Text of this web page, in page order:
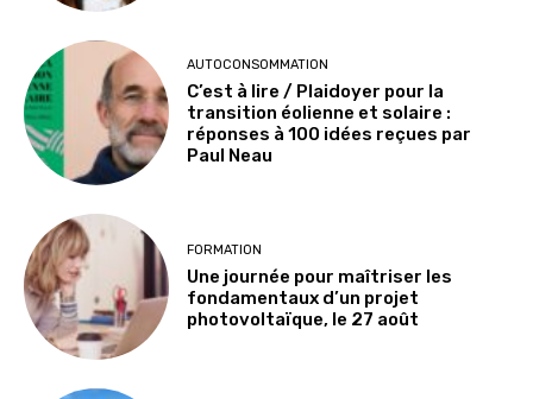
AUTOCONSOMMATION
C’est à lire / Plaidoyer pour la
transition éolienne et solaire :
réponses à 100 idées reçues par
Paul Neau
FORMATION
Une journée pour maîtriser les
fondamentaux d’un projet
photovoltaïque, le 27 août